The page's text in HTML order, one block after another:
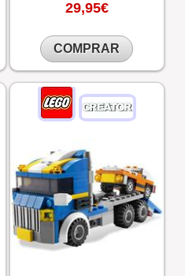
29,95€
COMPRAR